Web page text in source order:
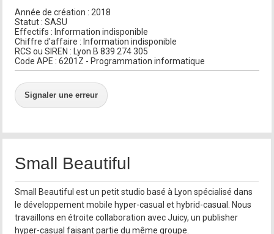
Année de création : 2018
Statut : SASU
Effectifs : Information indisponible
Chiffre d'affaire : Information indisponible
RCS ou SIREN : Lyon B 839 274 305
Code APE : 6201Z - Programmation informatique
Signaler une erreur
Small Beautiful
Small Beautiful est un petit studio basé à Lyon spécialisé dans
le développement mobile hyper-casual et hybrid-casual. Nous
travaillons en étroite collaboration avec Juicy, un publisher
hyper-casual faisant partie du même groupe.